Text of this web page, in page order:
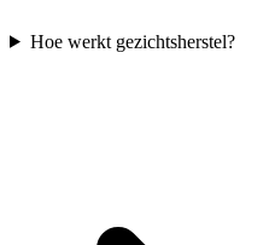
Hoe werkt gezichtsherstel?